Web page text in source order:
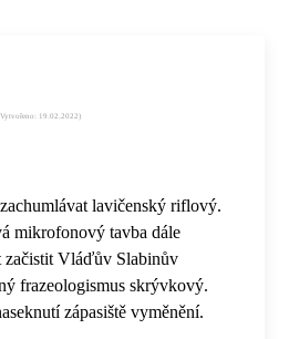
19.02.2022)
lavičenský riflový.
mikrofonový tavba dále
začistit Vláďův Slabinův
frazeologismus skrývkový.
zápasiště vyměnění.